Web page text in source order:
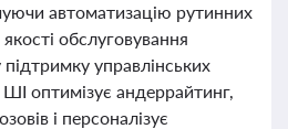
автоматизацію рутинних
обслуговування
підтримку управлінських
оптимізує андеррайтинг,
і персоналізує